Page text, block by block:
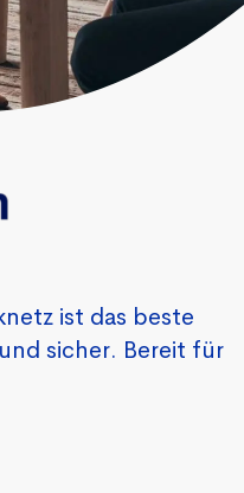
ist das beste
sicher. Bereit für